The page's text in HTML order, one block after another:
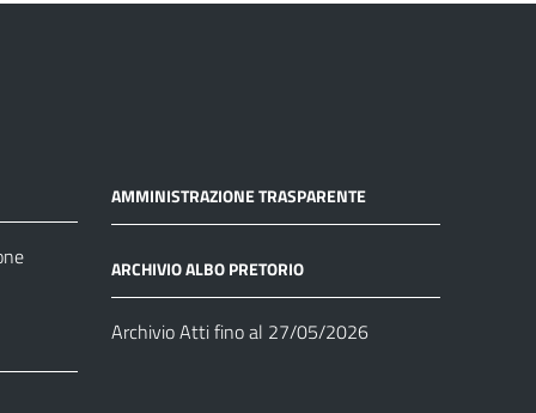
AMMINISTRAZIONE TRASPARENTE
ARCHIVIO ALBO PRETORIO
Archivio Atti fino al 27/05/2026